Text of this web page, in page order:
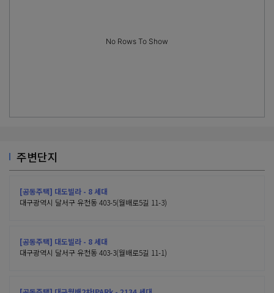
No Rows To Show
주변단지
[공동주택] 대도빌라 - 8 세대
대구광역시 달서구 유천동 403-5(월배로5길 11-3)
[공동주택] 대도빌라 - 8 세대
대구광역시 달서구 유천동 403-3(월배로5길 11-1)